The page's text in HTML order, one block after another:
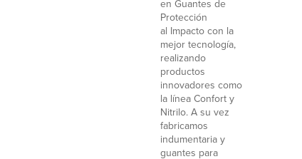
en Guantes de
Protección
al Impacto con la
mejor tecnología,
realizando
productos
innovadores como
la línea Confort y
Nitrilo. A su vez
fabricamos
indumentaria y
guantes para